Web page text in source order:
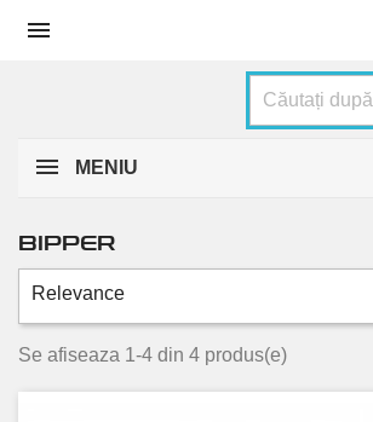

MENIU
1.3 HDi
2
BIPPER
Relevance
Se afiseaza 1-4 din 4 produs(e)